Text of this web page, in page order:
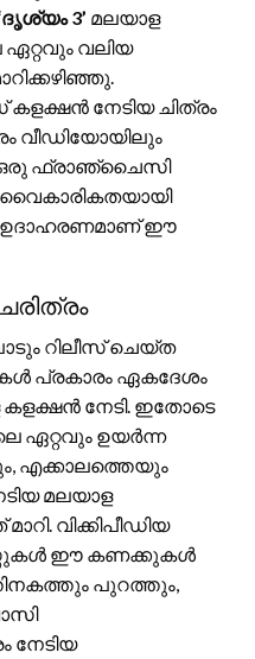
3’ മലയാള
ഏറ്റവും വലിയ
നേടിയ ചിത്രം
ഒരു ഫ്രാഞ്ചൈസി
ഉദാഹരണമാണ് ഈ
റിലീസ് ചെയ്‌ത
പ്രകാരം ഏകദേശം
നേടി. ഇതോടെ
ഏറ്റവും ഉയർന്ന
എക്കാലത്തെയും
മലയാള
വിക്കിപീഡിയ
ഈ കണക്കുകൾ
പുറത്തും,
നേടിയ